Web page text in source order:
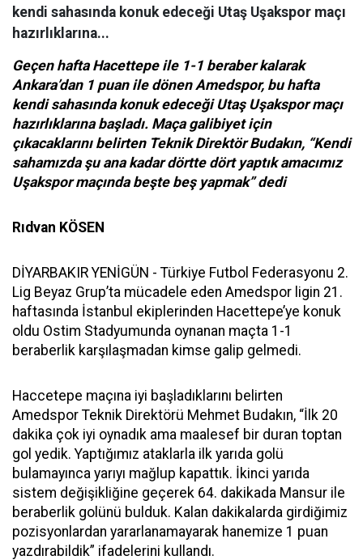
kendi sahasında konuk edeceği Utaş Uşakspor maçı
hazırlıklarına...
Geçen hafta Hacettepe ile 1-1 beraber kalarak
Ankara’dan 1 puan ile dönen Amedspor, bu hafta
kendi sahasında konuk edeceği Utaş Uşakspor maçı
hazırlıklarına başladı. Maça galibiyet için
çıkacaklarını belirten Teknik Direktör Budakın, “Kendi
sahamızda şu ana kadar dörtte dört yaptık amacımız
Uşakspor maçında beşte beş yapmak” dedi
Rıdvan KÖSEN
DİYARBAKIR YENİGÜN - Türkiye Futbol Federasyonu 2.
Lig Beyaz Grup’ta mücadele eden Amedspor ligin 21.
haftasında İstanbul ekiplerinden Hacettepe’ye konuk
oldu Ostim Stadyumunda oynanan maçta 1-1
beraberlik karşılaşmadan kimse galip gelmedi.
Haccetepe maçına iyi başladıklarını belirten
Amedspor Teknik Direktörü Mehmet Budakın, “İlk 20
dakika çok iyi oynadık ama maalesef bir duran toptan
gol yedik. Yaptığımız ataklarla ilk yarıda golü
bulamayınca yarıyı mağlup kapattık. İkinci yarıda
sistem değişikliğine geçerek 64. dakikada Mansur ile
beraberlik golünü bulduk. Kalan dakikalarda girdiğimiz
pozisyonlardan yararlanamayarak hanemize 1 puan
yazdırabildik” ifadelerini kullandı.